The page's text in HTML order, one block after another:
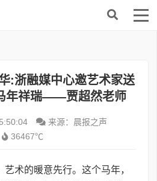
:浙融媒中心邀艺术家送
年祥瑞——贾超然老师
来源：晨报之声
36467℃
术的暖意先行。这个马年，